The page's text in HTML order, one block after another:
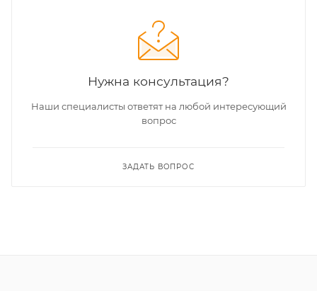
Нужна консультация?
Наши специалисты ответят на любой интересующий
вопрос
ЗАДАТЬ ВОПРОС